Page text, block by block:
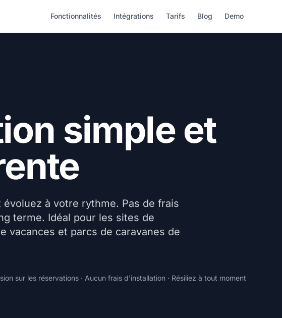
Fonctionnalités Intégrations Tarifs Blog Demo
simple et
à votre rythme. Pas de frais
terme. Idéal pour les sites de
vacances et parcs de caravanes de
sur les réservations · Aucun frais d'installation · Résiliez à tout moment